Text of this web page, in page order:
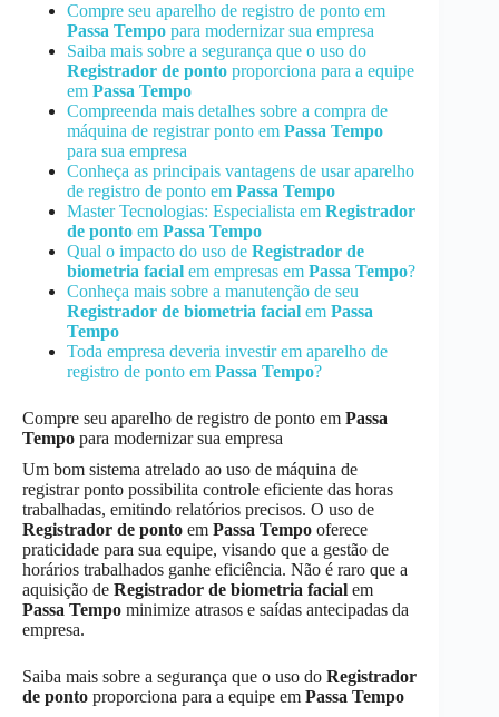
Compre seu aparelho de registro de ponto em
Passa Tempo para modernizar sua empresa
Saiba mais sobre a segurança que o uso do
Registrador de ponto proporciona para a equipe
em Passa Tempo
Compreenda mais detalhes sobre a compra de
máquina de registrar ponto em Passa Tempo
para sua empresa
Conheça as principais vantagens de usar aparelho
de registro de ponto em Passa Tempo
Master Tecnologias: Especialista em Registrador
de ponto em Passa Tempo
Qual o impacto do uso de Registrador de
biometria facial em empresas em Passa Tempo?
Conheça mais sobre a manutenção de seu
Registrador de biometria facial em Passa
Tempo
Toda empresa deveria investir em aparelho de
registro de ponto em Passa Tempo?
Compre seu aparelho de registro de ponto em Passa
Tempo para modernizar sua empresa
Um bom sistema atrelado ao uso de máquina de
registrar ponto possibilita controle eficiente das horas
trabalhadas, emitindo relatórios precisos. O uso de
Registrador de ponto em Passa Tempo oferece
praticidade para sua equipe, visando que a gestão de
horários trabalhados ganhe eficiência. Não é raro que a
aquisição de Registrador de biometria facial em
Passa Tempo minimize atrasos e saídas antecipadas da
empresa.
Saiba mais sobre a segurança que o uso do Registrador
de ponto proporciona para a equipe em Passa Tempo